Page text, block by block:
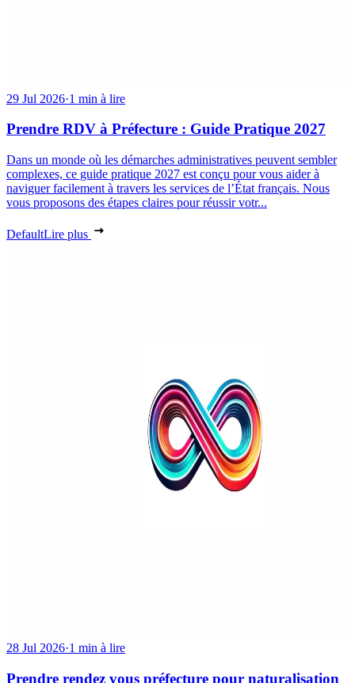
29 Jul 2026·1 min à lire
Prendre RDV à Préfecture : Guide Pratique 2027
Dans un monde où les démarches administratives peuvent sembler
complexes, ce guide pratique 2027 est conçu pour vous aider à
naviguer facilement à travers les services de l’État français. Nous
vous proposons des étapes claires pour réussir votr...
DefaultLire plus
28 Jul 2026·1 min à lire
Prendre rendez vous préfecture pour naturalisation